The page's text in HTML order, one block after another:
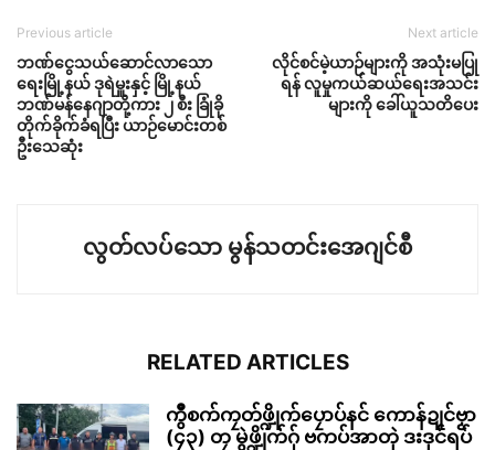
Previous article
ဘဏ်ငွေသယ်ဆောင်လာသော
ရေးမြို့နယ် ဒုရဲမှူးနှင့် မြို့နယ်
ဘဏ်မန်နေဂျာတို့ကား ၂ စီး ခြုံခို
တိုက်ခိုက်ခံရပြီး ယာဉ်မောင်းတစ်
ဦးသေဆုံး
Next article
လိုင်စင်မဲ့ယာဉ်များကို အသုံးမပြု
ရန် လူမှုကယ်ဆယ်ရေးအသင်း
များကို ခေါ်ယူသတိပေး
လွတ်လပ်သော မွန်သတင်းအေဂျင်စီ
RELATED ARTICLES
ကွဳစက်ကၠတ်ဖ္ဍိုက်ပၠောပ်နင် ကောန်ဍုင်ဗၟာ
(၄၃) တၠ မွဲဖ္ဍိုက်ဂှ် ဗကပ်အာတုဲ ဒးဒုင်ရပ်